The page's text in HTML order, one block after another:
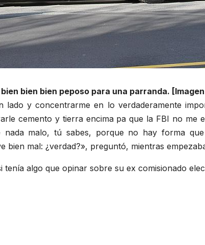
bien bien peposo para una parranda. [Imagen
y concentrarme en lo verdaderamente
cemento y tierra encima pa que la FBI no me
malo, tú sabes, porque no hay forma
bien mal: ¿verdad?», preguntó, mientras
algo que opinar sobre su ex comisionado